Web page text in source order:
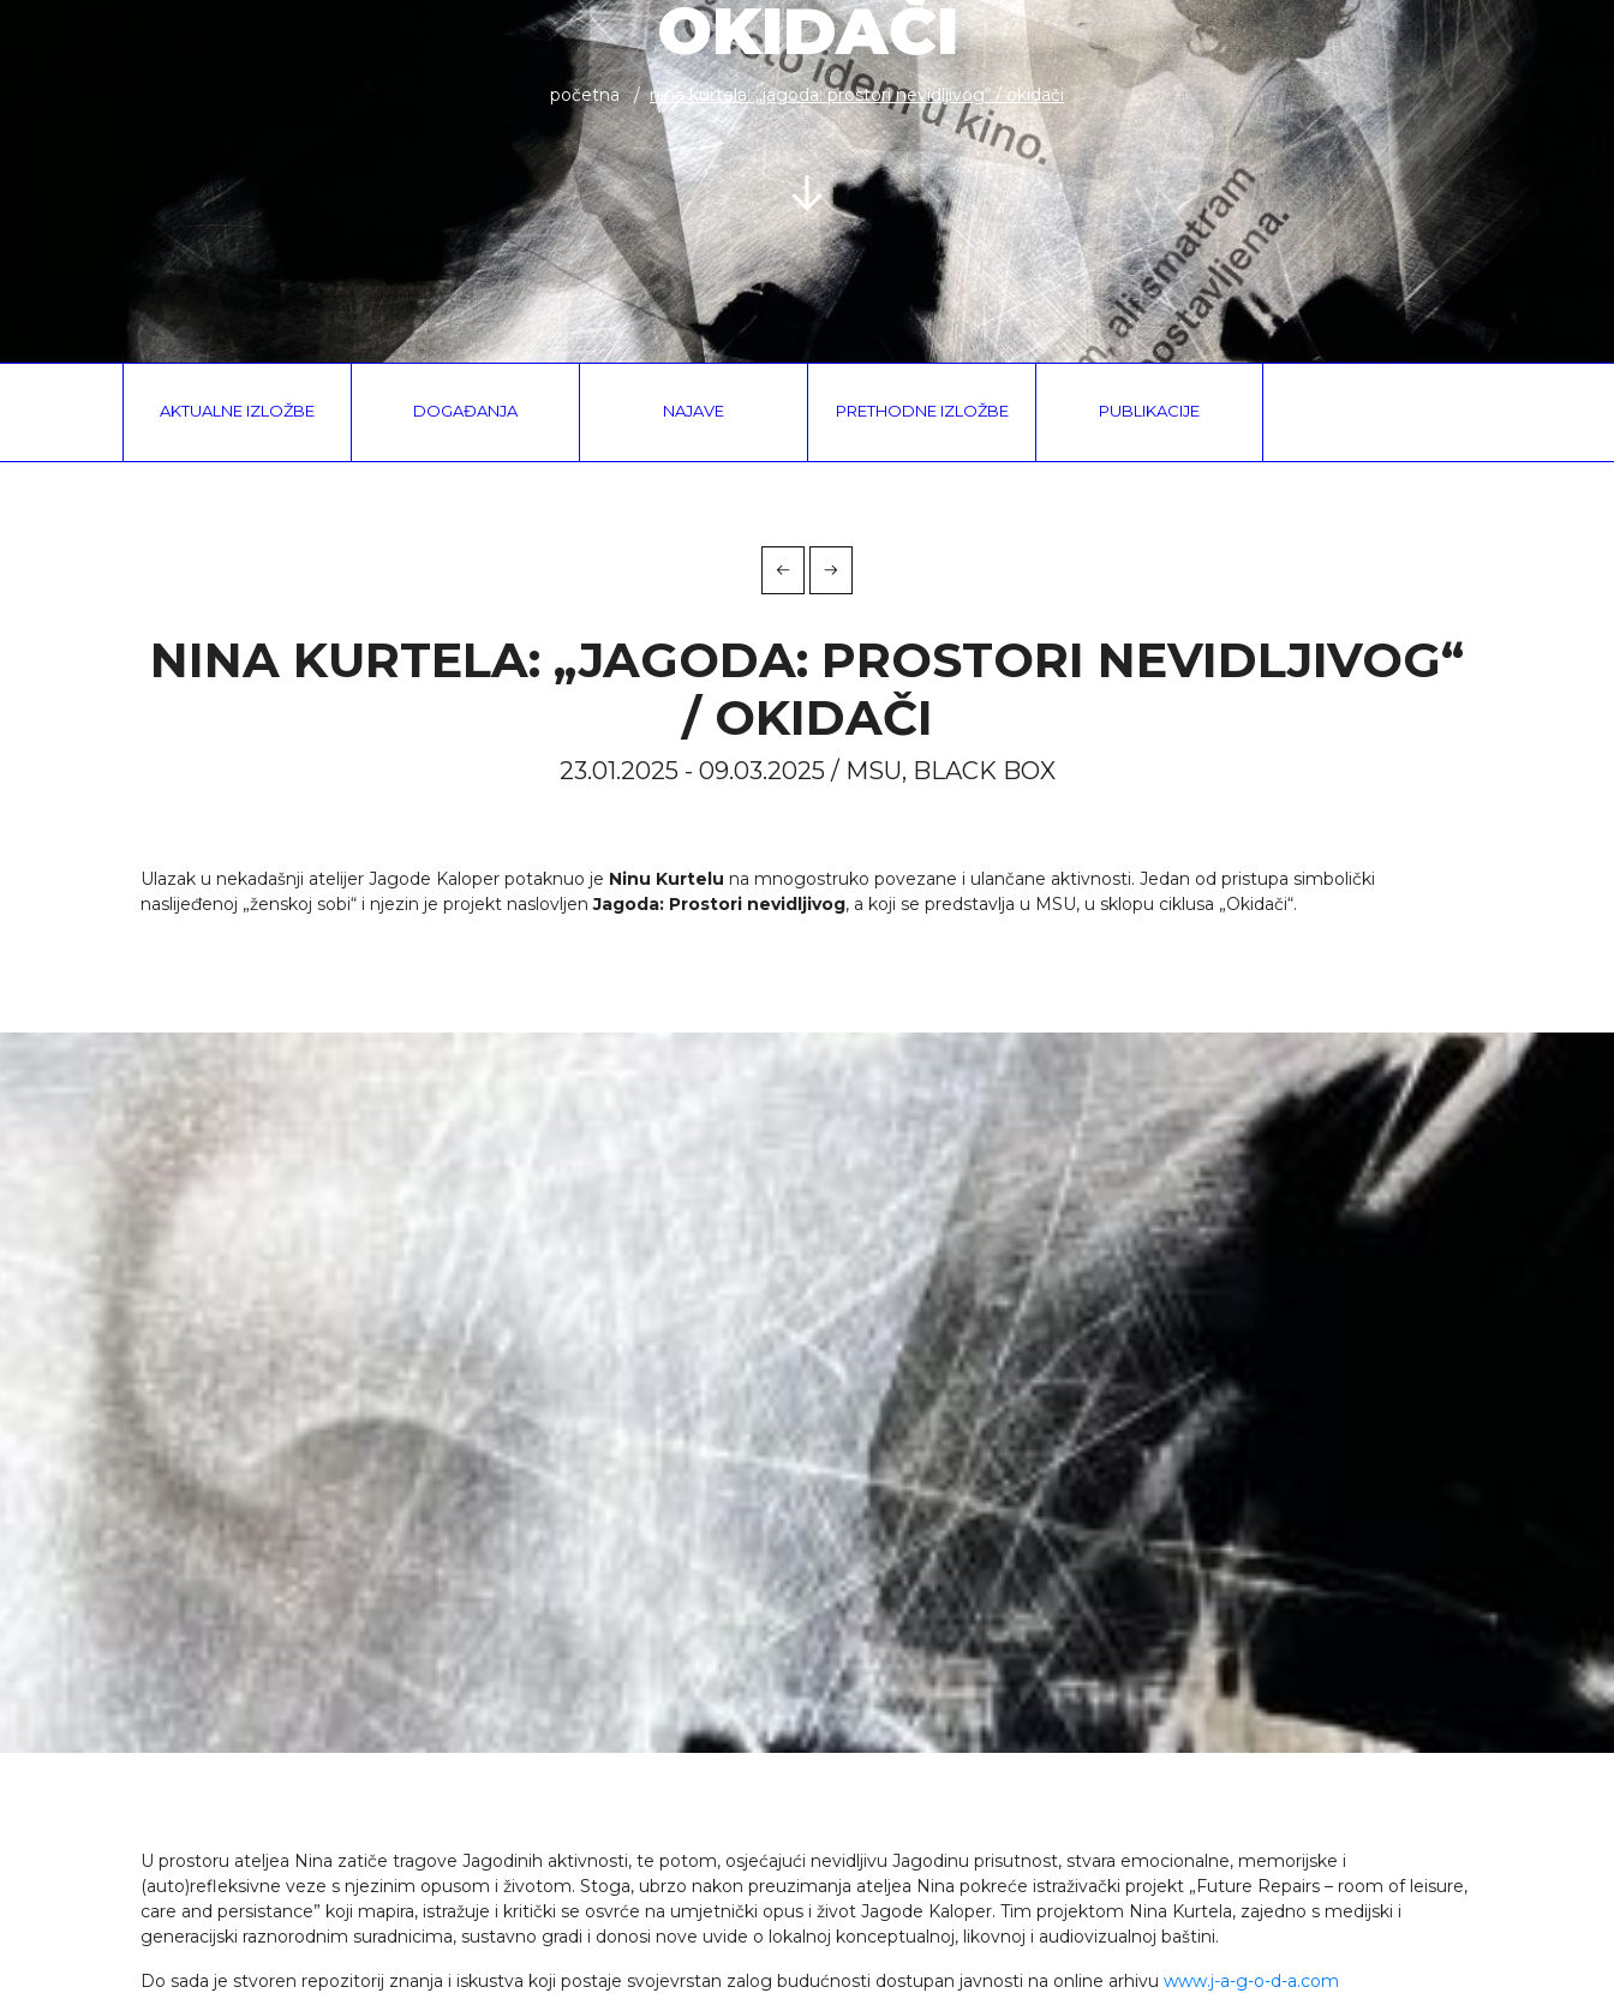
OKIDAČI
početna nina kurtela: „jagoda: prostori nevidljivog“ / okidači
AKTUALNE IZLOŽBE DOGAĐANJA NAJAVE PRETHODNE IZLOŽBE PUBLIKACIJE
NINA KURTELA: „JAGODA: PROSTORI NEVIDLJIVOG“
/ OKIDAČI
23.01.2025 - 09.03.2025 / MSU, BLACK BOX
Ulazak u nekadašnji atelijer Jagode Kaloper potaknuo je Ninu Kurtelu na mnogostruko povezane i ulančane aktivnosti. Jedan od pristupa simbolički
naslijeđenoj „ženskoj sobi“ i njezin je projekt naslovljenJagoda: Prostori nevidljivog, a koji se predstavlja u MSU, u sklopu ciklusa „Okidači“.
U prostoru ateljea Nina zatiče tragove Jagodinih aktivnosti, te potom, osjećajući nevidljivu Jagodinu prisutnost, stvara emocionalne, memorijske i
(auto)refleksivne veze s njezinim opusom i životom. Stoga, ubrzo nakon preuzimanja ateljea Nina pokreće istraživački projekt „Future Repairs – room of leisure,
care and persistance” koji mapira, istražuje i kritički se osvrće na umjetnički opus i život Jagode Kaloper. Tim projektom Nina Kurtela, zajedno s medijski i
generacijski raznorodnim suradnicima, sustavno gradi i donosi nove uvide o lokalnoj konceptualnoj, likovnoj i audiovizualnoj baštini.
Do sada je stvoren repozitorij znanja i iskustva koji postaje svojevrstan zalog budućnosti dostupan javnosti na online arhivu www.j-a-g-o-d-a.com